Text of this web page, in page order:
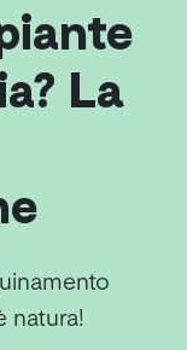
La
natura!